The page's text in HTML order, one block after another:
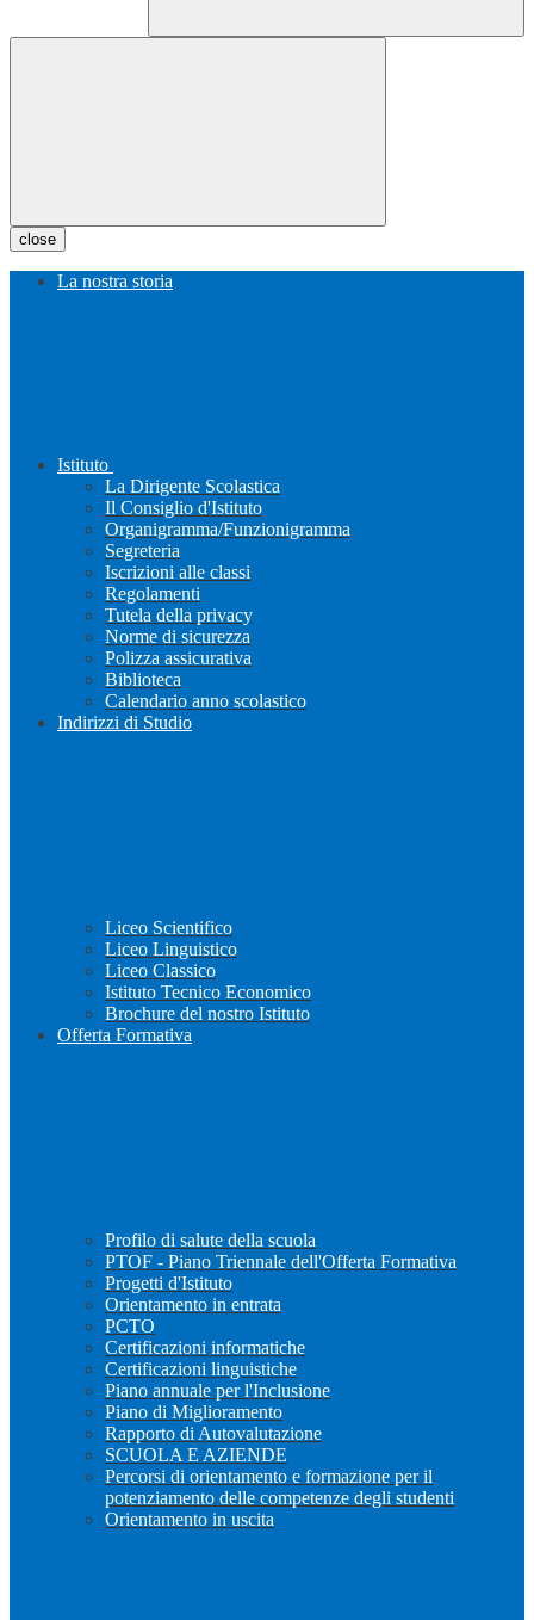
close
La nostra storia
Istituto
La Dirigente Scolastica
Il Consiglio d'Istituto
Organigramma/Funzionigramma
Segreteria
Iscrizioni alle classi
Regolamenti
Tutela della privacy
Norme di sicurezza
Polizza assicurativa
Biblioteca
Calendario anno scolastico
Indirizzi di Studio
Liceo Scientifico
Liceo Linguistico
Liceo Classico
Istituto Tecnico Economico
Brochure del nostro Istituto
Offerta Formativa
Profilo di salute della scuola
PTOF - Piano Triennale dell'Offerta Formativa
Progetti d'Istituto
Orientamento in entrata
PCTO
Certificazioni informatiche
Certificazioni linguistiche
Piano annuale per l'Inclusione
Piano di Miglioramento
Rapporto di Autovalutazione
SCUOLA E AZIENDE
Percorsi di orientamento e formazione per il
potenziamento delle competenze degli studenti
Orientamento in uscita